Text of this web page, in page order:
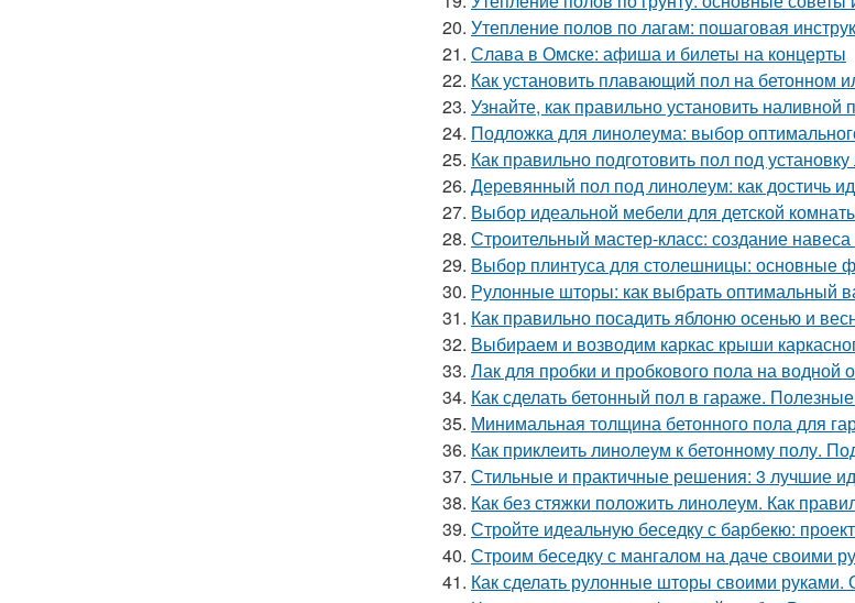
20. Утепление полов по лагам: пошаговая
21. Слава в Омске: афиша и билеты на концерты
22. Как установить плавающий пол на бетонном
23. Узнайте, как правильно установить наливной
24. Подложка для линолеума: выбор
25. Как правильно подготовить пол под
26. Деревянный пол под линолеум: как достичь
27. Выбор идеальной мебели для детской
28. Строительный мастер-класс: создание
29. Выбор плинтуса для столешницы: основные
30. Рулонные шторы: как выбрать оптимальный
31. Как правильно посадить яблоню осенью
32. Выбираем и возводим каркас крыши
33. Лак для пробки и пробкового пола на водной
34. Как сделать бетонный пол в гараже.
35. Минимальная толщина бетонного пола для
36. Как приклеить линолеум к бетонному полу.
37. Стильные и практичные решения: 3 лучшие
38. Как без стяжки положить линолеум. Как
39. Стройте идеальную беседку с барбекю:
40. Строим беседку с мангалом на даче своими
41. Как сделать рулонные шторы своими